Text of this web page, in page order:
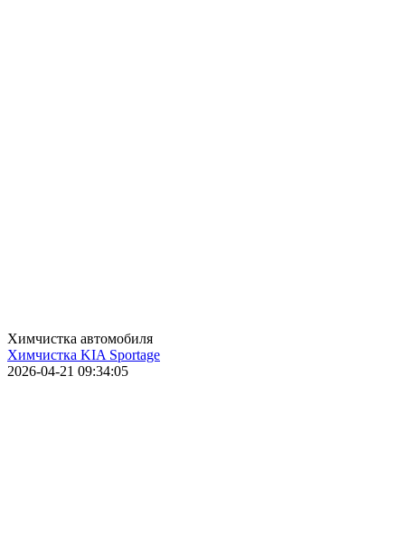
Химчистка автомобиля
Химчистка KIA Sportage
2026-04-21 09:34:05